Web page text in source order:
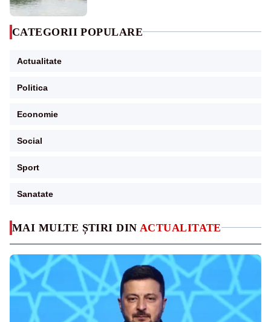
MAI MULTE ȘTIRI DIN ACTUALITATE
CATEGORII POPULARE
Actualitate
Politica
Economie
Social
Sport
Sanatate